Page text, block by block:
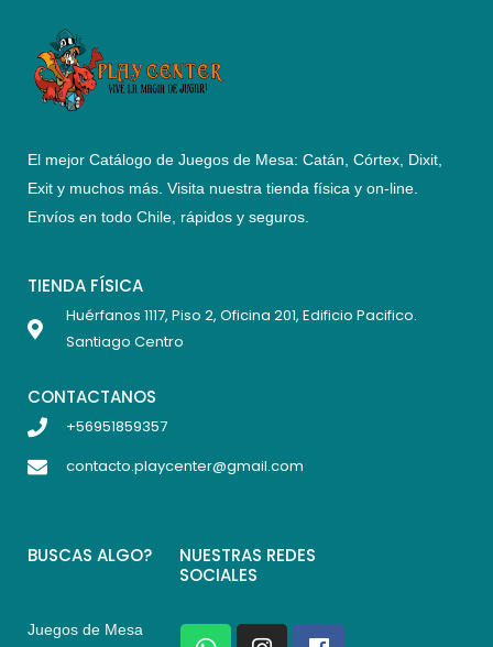
El mejor Catálogo de Juegos de Mesa: Catán, Córtex, Dixit,
Exit y muchos más. Visita nuestra tienda física y on-line.
Envíos en todo Chile, rápidos y seguros
TIENDA FÍSICA
Huérfanos 1117, Piso 2, Oficina 201, Edificio Pacifico.
Santiago Centro
CONTACTANOS
+56951859357
contacto.playcenter@gmail.com
BUSCAS ALGO?
Juegos de Mesa
NUESTRAS REDES
SOCIALES
W
I
F